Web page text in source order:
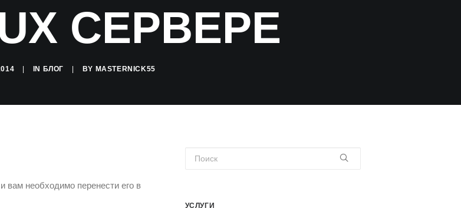
СЕРВЕРЕ
IN БЛОГ BY MASTERNICK55
вам необходимо перенести его в
УСЛУГИ